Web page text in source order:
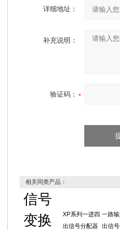
详细地址：
补充说明：
验证码：
相关同类产品：
信号
变换
XP系列一进四
出信号分配器
一路
出信